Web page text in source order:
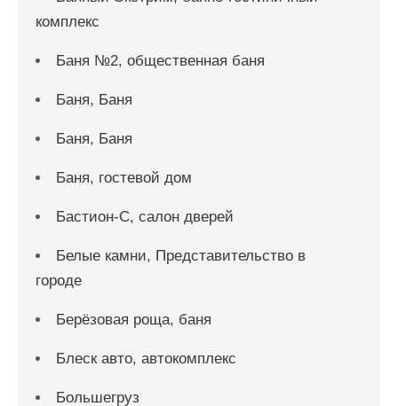
комплекс
Баня №2, общественная баня
Баня, Баня
Баня, Баня
Баня, гостевой дом
Бастион-С, салон дверей
Белые камни, Представительство в
городе
Берёзовая роща, баня
Блеск авто, автокомплекс
Большегруз